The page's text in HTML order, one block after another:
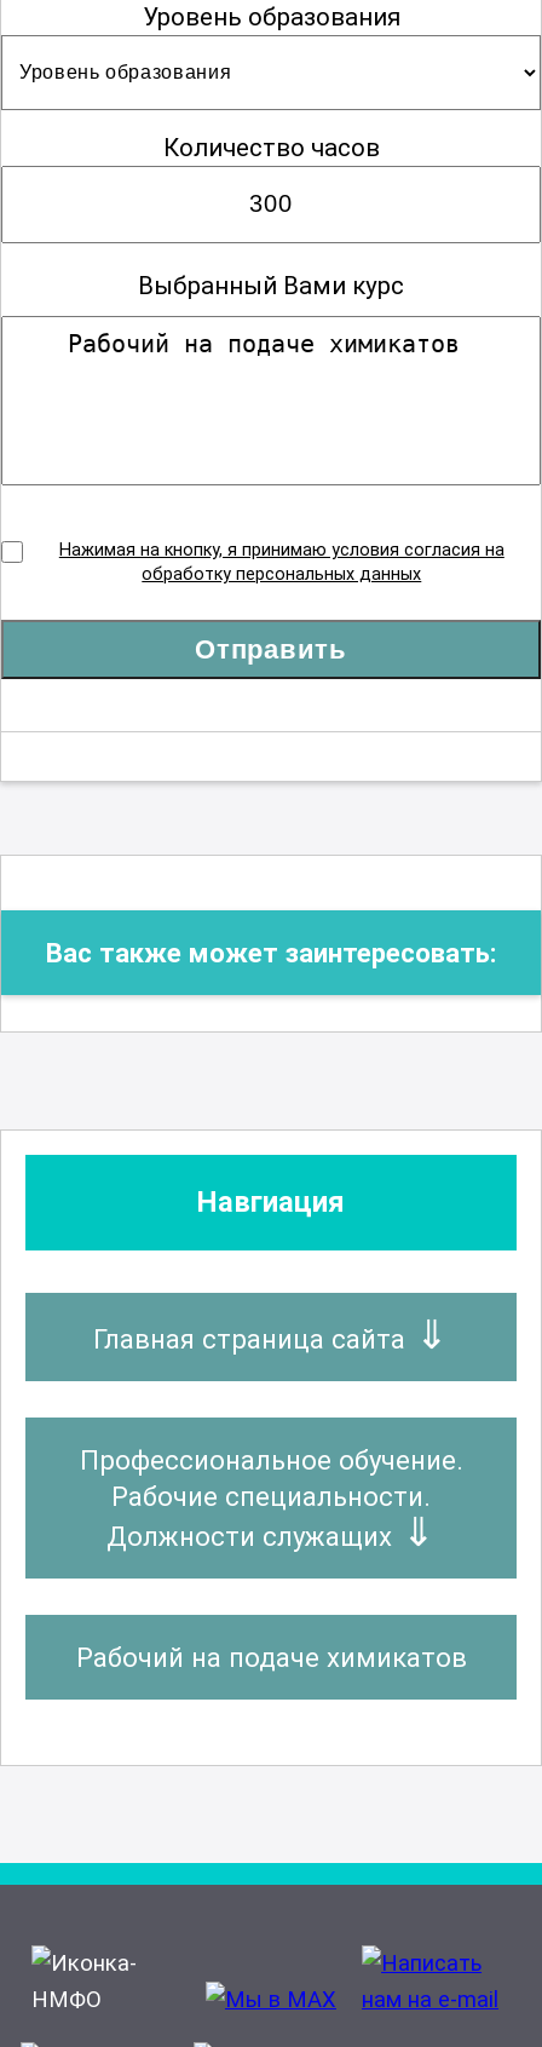
Уровень образования
Количество часов
Выбранный Вами курс
Нажимая на кнопку, я принимаю условия согласия на
обработку персональных данных
Отправить
Вас также может заинтересовать:
Навгиация
Главная страница сайта
Профессиональное обучение.
Рабочие специальности.
Должности служащих
Рабочий на подаче химикатов